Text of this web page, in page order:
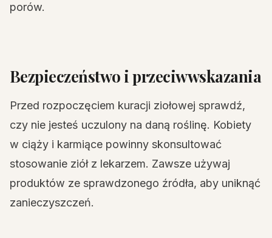
porów.
Bezpieczeństwo i przeciwwskazania
Przed rozpoczęciem kuracji ziołowej sprawdź,
czy nie jesteś uczulony na daną roślinę. Kobiety
w ciąży i karmiące powinny skonsultować
stosowanie ziół z lekarzem. Zawsze używaj
produktów ze sprawdzonego źródła, aby uniknąć
zanieczyszczeń.